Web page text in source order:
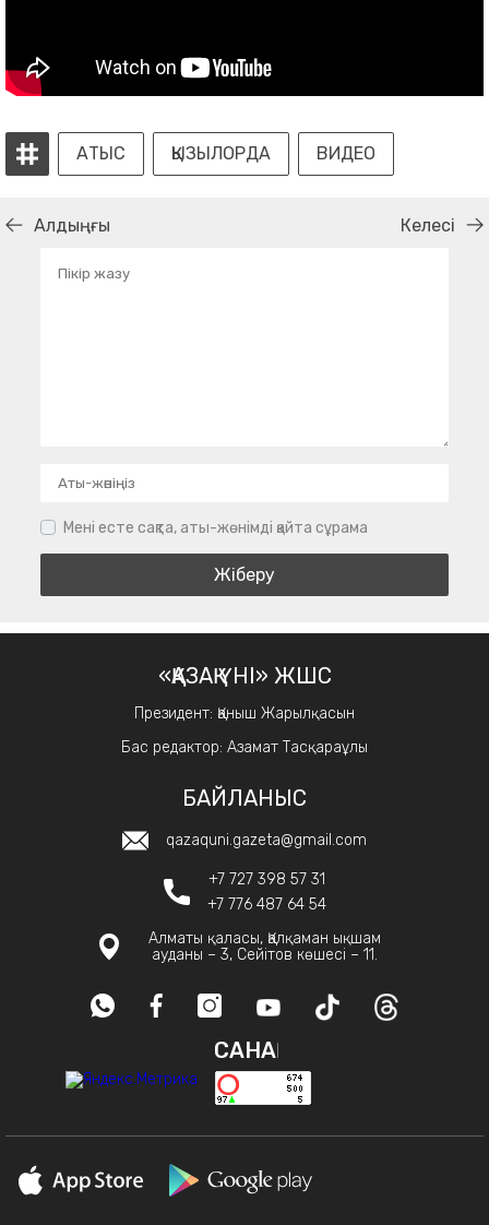
АТЫС ҚЫЗЫЛОРДА ВИДЕО
Алдыңғы Келесі
Мені есте сақта, аты-жөнімді қайта сұрама
«ҚАЗАҚ ҮНІ» ЖШС
Президент: Қаныш Жарылқасын
Бас редактор: Азамат Тасқараұлы
БАЙЛАНЫС
qazaquni.gazeta@gmail.com
+7 727 398 57 31
+7 776 487 64 54
Алматы қаласы, Қалқаман ықшам
ауданы – 3, Сейітов көшесі – 11.
САНАҚ